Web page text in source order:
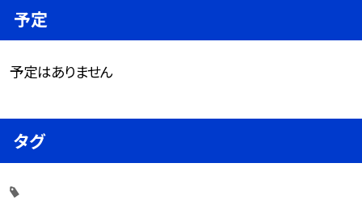
予定
予定はありません
タグ